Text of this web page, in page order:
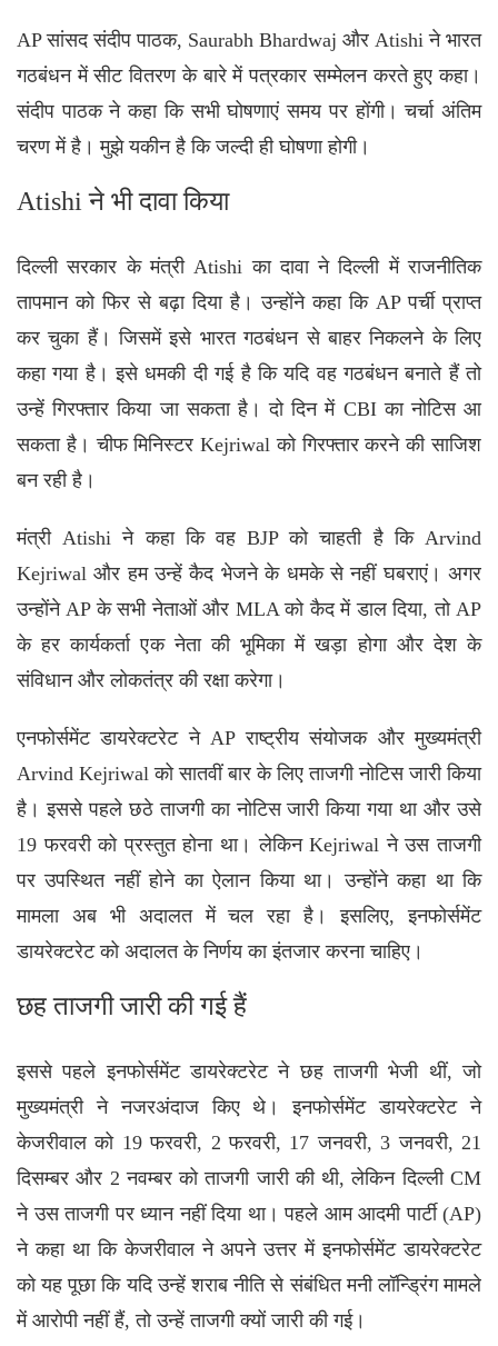
AP सांसद संदीप पाठक, Saurabh Bhardwaj और Atishi ने भारत
गठबंधन में सीट वितरण के बारे में पत्रकार सम्मेलन करते हुए कहा।
संदीप पाठक ने कहा कि सभी घोषणाएं समय पर होंगी। चर्चा अंतिम
चरण में है। मुझे यकीन है कि जल्दी ही घोषणा होगी।
Atishi ने भी दावा किया
दिल्ली सरकार के मंत्री Atishi का दावा ने दिल्ली में राजनीतिक
तापमान को फिर से बढ़ा दिया है। उन्होंने कहा कि AP पर्ची प्राप्त
कर चुका हैं। जिसमें इसे भारत गठबंधन से बाहर निकलने के लिए
कहा गया है। इसे धमकी दी गई है कि यदि वह गठबंधन बनाते हैं तो
उन्हें गिरफ्तार किया जा सकता है। दो दिन में CBI का नोटिस आ
सकता है। चीफ मिनिस्टर Kejriwal को गिरफ्तार करने की साजिश
बन रही है।
मंत्री Atishi ने कहा कि वह BJP को चाहती है कि Arvind
Kejriwal और हम उन्हें कैद भेजने के धमके से नहीं घबराएं। अगर
उन्होंने AP के सभी नेताओं और MLA को कैद में डाल दिया, तो AP
के हर कार्यकर्ता एक नेता की भूमिका में खड़ा होगा और देश के
संविधान और लोकतंत्र की रक्षा करेगा।
एनफोर्समेंट डायरेक्टरेट ने AP राष्ट्रीय संयोजक और मुख्यमंत्री
Arvind Kejriwal को सातवीं बार के लिए ताजगी नोटिस जारी किया
है। इससे पहले छठे ताजगी का नोटिस जारी किया गया था और उसे
19 फरवरी को प्रस्तुत होना था। लेकिन Kejriwal ने उस ताजगी
पर उपस्थित नहीं होने का ऐलान किया था। उन्होंने कहा था कि
मामला अब भी अदालत में चल रहा है। इसलिए, इनफोर्समेंट
डायरेक्टरेट को अदालत के निर्णय का इंतजार करना चाहिए।
छह ताजगी जारी की गई हैं
इससे पहले इनफोर्समेंट डायरेक्टरेट ने छह ताजगी भेजी थीं, जो
मुख्यमंत्री ने नजरअंदाज किए थे। इनफोर्समेंट डायरेक्टरेट ने
केजरीवाल को 19 फरवरी, 2 फरवरी, 17 जनवरी, 3 जनवरी, 21
दिसम्बर और 2 नवम्बर को ताजगी जारी की थी, लेकिन दिल्ली CM
ने उस ताजगी पर ध्यान नहीं दिया था। पहले आम आदमी पार्टी (AP)
ने कहा था कि केजरीवाल ने अपने उत्तर में इनफोर्समेंट डायरेक्टरेट
को यह पूछा कि यदि उन्हें शराब नीति से संबंधित मनी लॉन्ड्रिंग मामले
में आरोपी नहीं हैं, तो उन्हें ताजगी क्यों जारी की गई।